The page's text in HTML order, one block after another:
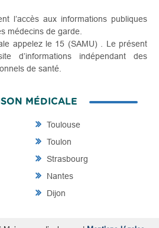
l’accès aux informations publiques
médecins de garde.
appelez le 15 (SAMU) . Le présent
d’informations indépendant des
de santé.
MÉDICALE
Toulouse
Toulon
Strasbourg
Nantes
Dijon